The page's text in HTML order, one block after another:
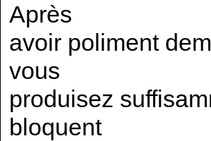
Après
avoir poliment
vous
produisez
bloquent